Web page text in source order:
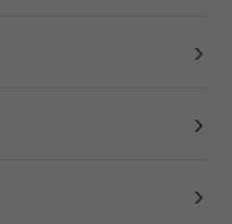
›
›
›